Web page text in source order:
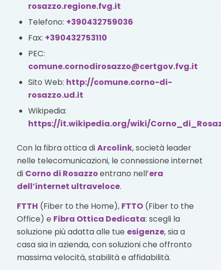
rosazzo.regione.fvg.it
Telefono: +390432759036
Fax: +390432753110
PEC:
comune.cornodirosazzo@certgov.fvg.it
Sito Web: http://comune.corno-di-
rosazzo.ud.it
Wikipedia:
https://it.wikipedia.org/wiki/
Con la fibra ottica diArcolink, società leader
nelle telecomunicazioni, le connessione internet
di Corno di Rosazzoentrano nell’era
dell’internet ultraveloce.
FTTH (Fiber to the Home), FTTO(Fiber to the
Office) e Fibra Ottica Dedicata: scegli la
soluzione più adatta alle tue esigenze, sia a
casa sia in azienda, con soluzioni che offronto
massima velocità, stabilità e affidabilità.